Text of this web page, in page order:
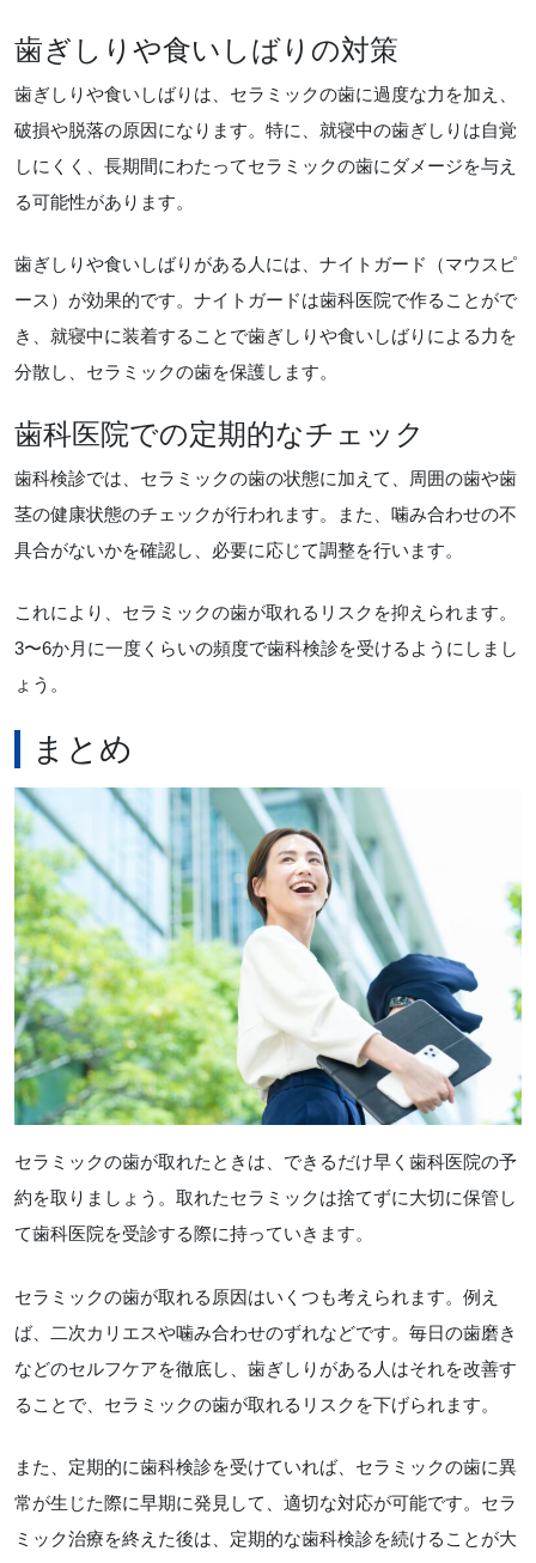
歯ぎしりや食いしばりの対策
歯ぎしりや食いしばりは、セラミックの歯に過度な力を加え、
破損や脱落の原因になります。特に、就寝中の歯ぎしりは自覚
しにくく、長期間にわたってセラミックの歯にダメージを与え
る可能性があります。
歯ぎしりや食いしばりがある人には、ナイトガード（マウスピ
ース）が効果的です。ナイトガードは歯科医院で作ることがで
き、就寝中に装着することで歯ぎしりや食いしばりによる力を
分散し、セラミックの歯を保護します。
歯科医院での定期的なチェック
歯科検診では、セラミックの歯の状態に加えて、周囲の歯や歯
茎の健康状態のチェックが行われます。また、噛み合わせの不
具合がないかを確認し、必要に応じて調整を行います。
これにより、セラミックの歯が取れるリスクを抑えられます。
3〜6か月に一度くらいの頻度で歯科検診を受けるようにしまし
ょう。
まとめ
セラミックの歯が取れたときは、できるだけ早く歯科医院の予
約を取りましょう。取れたセラミックは捨てずに大切に保管し
て歯科医院を受診する際に持っていきます。
セラミックの歯が取れる原因はいくつも考えられます。例え
ば、二次カリエスや噛み合わせのずれなどです。毎日の歯磨き
などのセルフケアを徹底し、歯ぎしりがある人はそれを改善す
ることで、セラミックの歯が取れるリスクを下げられます。
また、定期的に歯科検診を受けていれば、セラミックの歯に異
常が生じた際に早期に発見して、適切な対応が可能です。セラ
ミック治療を終えた後は、定期的な歯科検診を続けることが大